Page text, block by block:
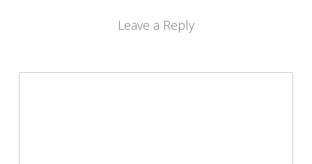
Leave a Reply